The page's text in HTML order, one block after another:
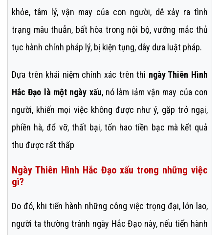
khỏe, tâm lý, vận may của con người, dễ xảy ra tình
trạng mâu thuẫn, bất hòa trong nội bộ, vướng mắc thủ
tục hành chính pháp lý, bị kiện tụng, dây dưa luật pháp.
Dựa trên khái niệm chính xác trên thì ngày Thiên Hình
Hắc Đạo là một ngày xấu, nó làm iảm vận may của con
người, khiến mọi việc không được như ý, gặp trở ngại,
phiền hà, đổ vỡ, thất bại, tốn hao tiền bạc mà kết quả
thu được rất thấp
Ngày Thiên Hình Hắc Đạo xấu trong những việc
gì?
Do đó, khi tiến hành những công việc trọng đại, lớn lao,
người ta thường tránh ngày Hắc Đạo này, nếu tiến hành